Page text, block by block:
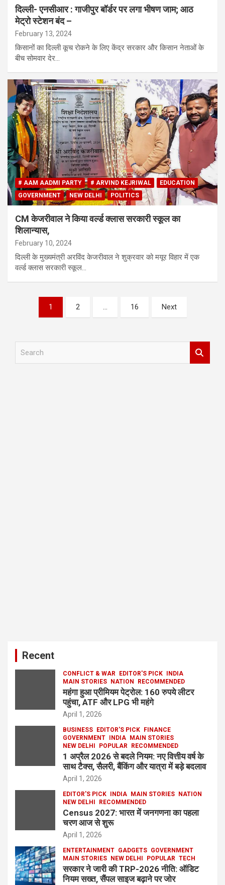
दिल्ली- एनसीआर : गाजीपुर बॉर्डर पर लगा भीषण जाम; आठ
मेट्रो स्टेशन बंद –
February 13, 2024
किसानों का दिल्ली कूच रोकने के लिए केंद्र सरकार और किसान नेताओं के
बीच सोमवार देर…
# AAM AADMI PARTY # ARVIND KEJRIWAL
EDUCATION
GOVERNMENT
NEW DELHI POLITICS
CM केजरीवाल ने किया वर्ल्ड क्लास सरकारी स्कूल का
शिलान्यास,
February 10, 2024
दिल्ली के मुख्यमंत्री अरविंद केजरीवाल ने शुक्रवार को मयूर विहार में एक
वर्ल्ड क्लास सरकारी स्कूल…
pagination
1 2 … 16 Next
Recent
CONFLICT & WAR EDITOR'S PICK
INDIA
MAIN STORIES
NATION RECOMMENDED
महंगा हुआ प्रीमियम पेट्रोल: 160 रुपये लीटर
पहुंचा, ATF और LPG भी महंगे
April 1, 2026
BUSINESS EDITOR'S PICK
FINANCE
GOVERNMENT
INDIA
MAIN STORIES
NEW DELHI
POPULAR RECOMMENDED
1 अप्रैल 2026 से बदले नियम: नए वित्तीय वर्ष के
साथ टैक्स, सैलरी, बैंकिंग और यात्रा में बड़े बदलाव
April 1, 2026
EDITOR'S PICK INDIA MAIN STORIES
NATION
NEW DELHI
RECOMMENDED
Census 2027: भारत में जनगणना का पहला
चरण आज से शुरू
April 1, 2026
ENTERTAINMENT GADGETS GOVERNMENT
MAIN STORIES
NEW DELHI POPULAR TECH
सरकार ने जारी की TRP-2026 नीति: ऑडिट
नियम सख्त, सैंपल साइज बढ़ाने पर जोर